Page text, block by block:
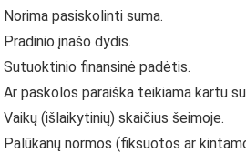
Norima pasiskolinti suma.
Pradinio įnašo dydis.
Sutuoktinio finansinė padėtis.
Ar paskolos paraiška teikiama kartu
Vaikų (išlaikytinių) skaičius šeimoje.
Palūkanų normos (fiksuotos ar